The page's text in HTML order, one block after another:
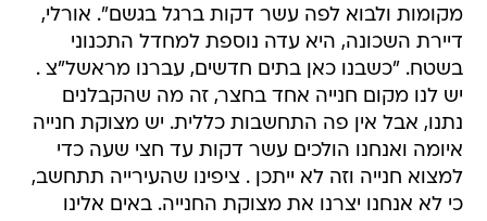
מקומות ולבוא לפה עשר דקות ברגל בגשם". אורלי,
דיירת השכונה, היא עדה נוספת למחדל התכנוני
בשטח. "כשבנו כאן בתים חדשים, עברנו מראשל"צ .
יש לנו מקום חנייה אחד בחצר, זה מה שהקבלנים
נתנו, אבל אין פה התחשבות כללית. יש מצוקת חנייה
איומה ואנחנו הולכים עשר דקות עד חצי שעה כדי
למצוא חנייה וזה לא ייתכן . ציפינו שהעירייה תתחשב,
כי לא אנחנו יצרנו את מצוקת החנייה. באים אלינו